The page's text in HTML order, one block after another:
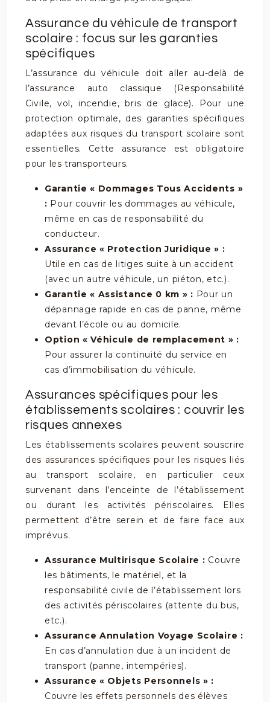
Assurance du véhicule de transport
scolaire : focus sur les garanties
spécifiques
L’assurance du véhicule doit aller au-delà de
l’assurance auto classique (Responsabilité
Civile, vol, incendie, bris de glace). Pour une
protection optimale, des garanties spécifiques
adaptées aux risques du transport scolaire sont
essentielles. Cette assurance est obligatoire
pour les transporteurs.
Garantie « Dommages Tous Accidents »
: Pour couvrir les dommages au véhicule,
même en cas de responsabilité du
conducteur.
Assurance « Protection Juridique » :
Utile en cas de litiges suite à un accident
(avec un autre véhicule, un piéton, etc.).
Garantie « Assistance 0 km » : Pour un
dépannage rapide en cas de panne, même
devant l’école ou au domicile.
Option « Véhicule de remplacement » :
Pour assurer la continuité du service en
cas d’immobilisation du véhicule.
Assurances spécifiques pour les
établissements scolaires : couvrir les
risques annexes
Les établissements scolaires peuvent souscrire
des assurances spécifiques pour les risques liés
au transport scolaire, en particulier ceux
survenant dans l’enceinte de l’établissement
ou durant les activités périscolaires. Elles
permettent d’être serein et de faire face aux
imprévus.
Assurance Multirisque Scolaire : Couvre
les bâtiments, le matériel, et la
responsabilité civile de l’établissement lors
des activités périscolaires (attente du bus,
etc.).
Assurance Annulation Voyage Scolaire :
En cas d’annulation due à un incident de
transport (panne, intempéries).
Assurance « Objets Personnels » :
Couvre les effets personnels des élèves